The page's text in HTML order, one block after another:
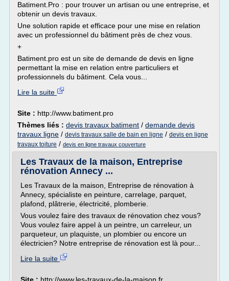
Batiment.Pro : pour trouver un artisan ou une entreprise, et
obtenir un devis travaux.
Une solution rapide et efficace pour une mise en relation
avec un professionnel du bâtiment près de chez vous.
+
Batiment.pro est un site de demande de devis en ligne
permettant la mise en relation entre particuliers et
professionnels du bâtiment. Cela vous...
Lire la suite
Site : http://www.batiment.pro
Thèmes liés : devis travaux batiment / demande devis
travaux ligne / devis travaux salle de bain en ligne / devis en ligne
travaux toiture / devis en ligne travaux couverture
Les Travaux de la maison, Entreprise
rénovation Annecy ...
Les Travaux de la maison, Entreprise de rénovation à
Annecy, spécialiste en peinture, carrelage, parquet,
plafond, plâtrerie, électricité, plomberie.
Vous voulez faire des travaux de rénovation chez vous?
Vous voulez faire appel à un peintre, un carreleur, un
parqueteur, un plaquiste, un plombier ou encore un
électricien? Notre entreprise de rénovation est là pour...
Lire la suite